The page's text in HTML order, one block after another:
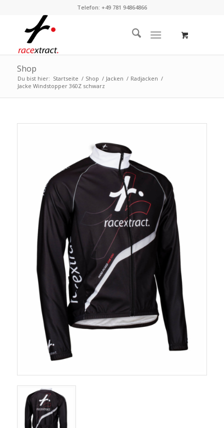
Telefon: +49 781 94864866
Shop
Du bist hier: Startseite / Shop / Jacken / Radjacken /
Jacke Windstopper 360Z schwarz